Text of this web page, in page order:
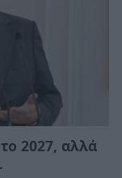
2027, αλλά